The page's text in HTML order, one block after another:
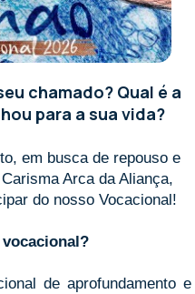
chamado? Qual é a
para a sua vida?
em busca de repouso e
Arca da Aliança,
do nosso Vocacional!
de aprofundamento e